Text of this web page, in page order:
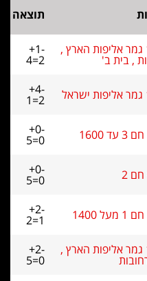
תוצאה
1/16 גמר אליפות הארץ ,
, בית ב'
+1-
4=2
+4-
1=2
1600
+0-
5=0
2
+0-
5=0
1400
+2-
2=1
1/16 גמר אליפות הארץ , +2-
5=0